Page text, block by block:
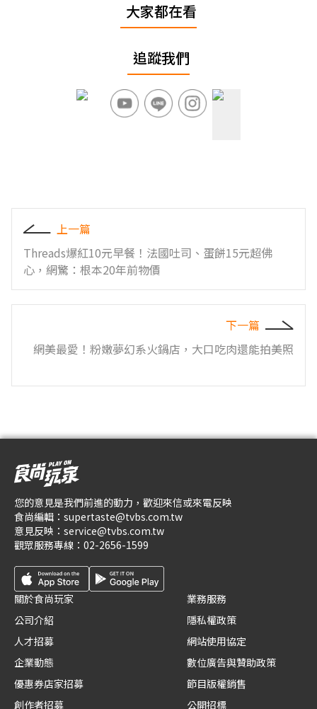
大家都在看
追蹤我們
上一篇
Threads爆紅10元早餐！法國吐司、蛋餅15元超佛
心，網驚：根本20年前物價
下一篇
網美最愛！粉嫩夢幻系火鍋店，大口吃肉還能拍美照
您的意見是我們前進的動力，歡迎來信或來電反映
食尚編輯： supertaste@tvbs.com.tw
意見反映： service@tvbs.com.tw
觀眾服務專線： 02-2656-1599
關於食尚玩家
公司介紹
人才招募
企業動態
優惠券店家招募
創作者招募
業務服務
隱私權政策
網站使用協定
數位廣告與贊助政策
節目版權銷售
公開招標